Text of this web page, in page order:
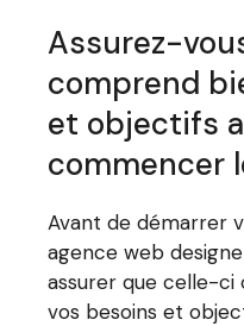
Assurez-
comprend
et objectifs
commencer
Avant de démarrer
agence web
assurer que celle-
vos besoins et